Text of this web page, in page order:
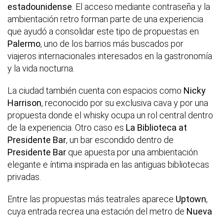
estadounidense . El acceso mediante contraseña y la
ambientación retro forman parte de una experiencia
que ayudó a consolidar este tipo de propuestas en
Palermo, uno de los barrios más buscados por
viajeros internacionales interesados en la gastronomía
y la vida nocturna.
La ciudad también cuenta con espacios como Nicky
Harrison, reconocido por su exclusiva cava y por una
propuesta donde el whisky ocupa un rol central dentro
de la experiencia. Otro caso es La Biblioteca at
Presidente Bar, un bar escondido dentro de
Presidente Bar que apuesta por una ambientación
elegante e íntima inspirada en las antiguas bibliotecas
privadas.
Entre las propuestas más teatrales aparece Uptown,
cuya entrada recrea una estación del metro de Nueva